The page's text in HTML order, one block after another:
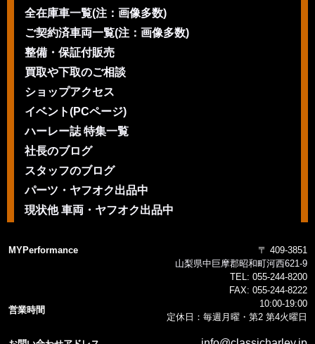
全在庫車一覧(注：画像多数)
ご契約済車両一覧(注：画像多数)
整備・保証付販売
買取や下取のご相談
ショップアクセス
イベント(PCページ)
ハーレー誌 特集一覧
社長のブログ
スタッフのブログ
パーツ・ヤフオク出品中
現状他 車両・ヤフオク出品中
MYPerformance
〒 409-3851
山梨県中巨摩郡昭和町河西621-9
TEL: 055-244-8200
FAX: 055-244-8222
営業時間
10:00-19:00
定休日：毎週月曜・第2 第4火曜日